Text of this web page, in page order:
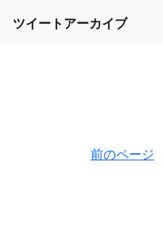
ツイートアーカイブ
前のページ